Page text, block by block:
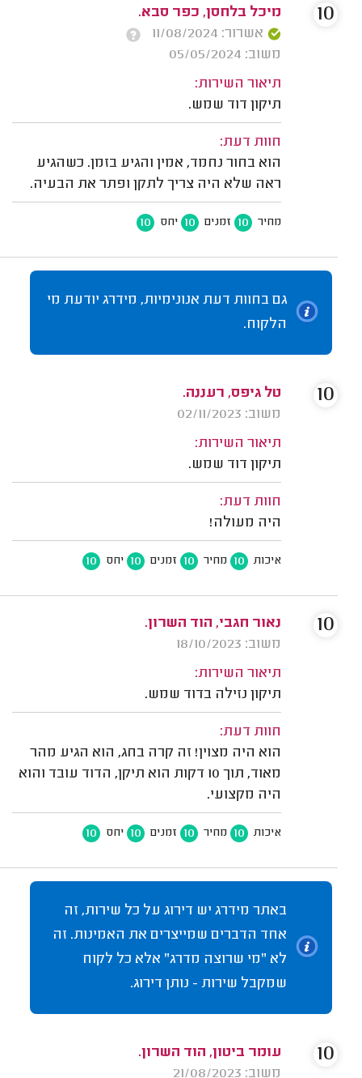
מיכל בלחסן, כפר סבא.
אשרור: 11/08/2024
משוב: 05/05/2024
תיאור השירות:
תיקון דוד שמש.
חוות דעת:
הוא בחור נחמד, אמין והגיע בזמן. כשהגיע
ראה שלא היה צריך לתקן ופתר את הבעיה.
מחיר 10 זמנים 10 יחס 10
10
גם בחוות דעת אנונימיות, מידרג יודעת מי
הלקוח.
טל גיפס, רעננה.
משוב: 02/11/2023
תיאור השירות:
תיקון דוד שמש.
חוות דעת:
היה מעולה!
איכות 10 מחיר 10 זמנים 10 יחס 10
10
נאור חגבי, הוד השרון.
משוב: 18/10/2023
תיאור השירות:
תיקון נזילה בדוד שמש.
חוות דעת:
הוא היה מצוין! זה קרה בחג, הוא הגיע מהר
מאוד, תוך 10 דקות הוא תיקן, הדוד עובד והוא
היה מקצועי.
איכות 10 מחיר 10 זמנים 10 יחס 10
10
באתר מידרג יש דירוג על כל שירות, זה
אחד הדברים שמייצרים את האמינות. זה
לא "מי שרוצה מדרג" אלא כל לקוח
שמקבל שירות - נותן דירוג.
עומר ביטון, הוד השרון.
משוב: 21/08/2023
10